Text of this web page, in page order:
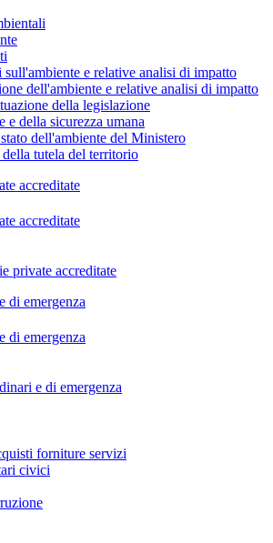
e relative analisi di impatto
dell'ambiente e relative analisi di impatto
della legislazione
e della sicurezza umana
dell'ambiente del Ministero
tutela del territorio
accreditate
accreditate
private accreditate
di emergenza
di emergenza
e di emergenza
forniture servizi
civici